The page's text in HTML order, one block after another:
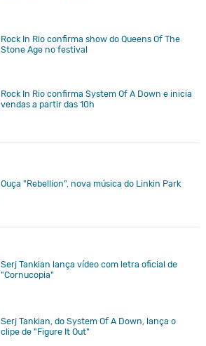
Rock In Rio confirma show do Queens Of The
Stone Age no festival
Rock In Rio confirma System Of A Down e inicia
vendas a partir das 10h
Ouça "Rebellion", nova música do Linkin Park
Serj Tankian lança vídeo com letra oficial de
"Cornucopia"
Serj Tankian, do System Of A Down, lança o
clipe de "Figure It Out"